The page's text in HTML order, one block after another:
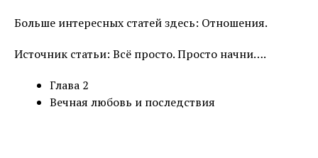
Больше интересных статей здесь: Отношения.
Источник статьи: Всё просто. Просто начни….
Глава 2
Вечная любовь и последствия